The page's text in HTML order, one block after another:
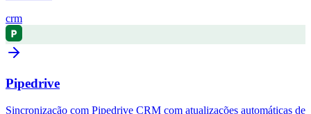
crm
Pipedrive
Sincronização com Pipedrive CRM com atualizações automáticas de